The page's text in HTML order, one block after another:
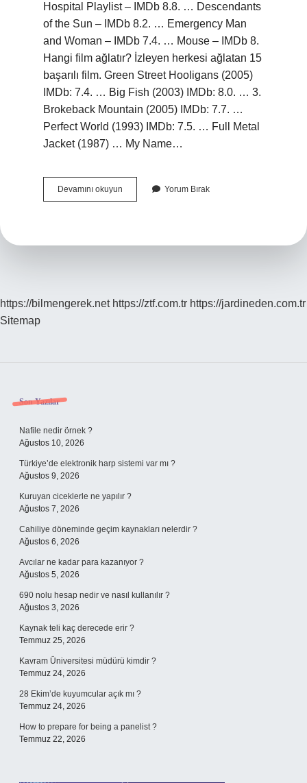
Hospital Playlist – IMDb 8.8. … Descendants
of the Sun – IMDb 8.2. … Emergency Man
and Woman – IMDb 7.4. … Mouse – IMDb 8.
Hangi film ağlatır? İzleyen herkesi ağlatan 15
başarılı film. Green Street Hooligans (2005)
IMDb: 7.4. … Big Fish (2003) IMDb: 8.0. … 3.
Brokeback Mountain (2005) IMDb: 7.7. …
Perfect World (1993) IMDb: 7.5. … Full Metal
Jacket (1987) … My Name…
Devamını okuyun
Izlemeli
Yorum Bırak
https://bilmengerek.net https://ztf.com.tr https://jardineden.com.tr
Sitemap
Sidebar
Son Yazılar
Nafile nedir örnek ?
Ağustos 10, 2026
Türkiye’de elektronik harp sistemi var mı ?
Ağustos 9, 2026
Kuruyan ciceklerle ne yapılır ?
Ağustos 7, 2026
Cahiliye döneminde geçim kaynakları nelerdir ?
Ağustos 6, 2026
Avcılar ne kadar para kazanıyor ?
Ağustos 5, 2026
690 nolu hesap nedir ve nasıl kullanılır ?
Ağustos 3, 2026
Kaynak teli kaç derecede erir ?
Temmuz 25, 2026
Kavram Üniversitesi müdürü kimdir ?
Temmuz 24, 2026
28 Ekim’de kuyumcular açık mı ?
Temmuz 24, 2026
How to prepare for being a panelist ?
Temmuz 22, 2026